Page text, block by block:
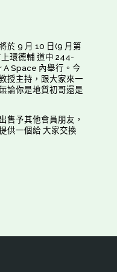
於 9 月 10 日(9 月第
環德輔 道中 244-
A Space 內舉行。今
授主持，跟大家來一
論你是地質初哥還是
售予其他會員朋友，
供一個給 大家交換